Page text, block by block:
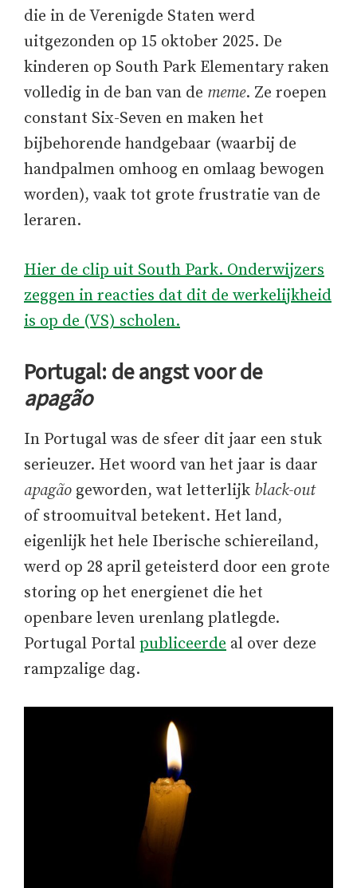
die in de Verenigde Staten werd
uitgezonden op 15 oktober 2025. De
kinderen op South Park Elementary raken
volledig in de ban van de meme. Ze roepen
constant Six-Seven en maken het
bijbehorende handgebaar (waarbij de
handpalmen omhoog en omlaag bewogen
worden), vaak tot grote frustratie van de
leraren.
Hier de clip uit South Park. Onderwijzers
zeggen in reacties dat dit de werkelijkheid
is op de (VS) scholen.
Portugal: de angst voor de
apagão
In Portugal was de sfeer dit jaar een stuk
serieuzer. Het woord van het jaar is daar
apagão geworden, wat letterlijk black-out
of stroomuitval betekent. Het land,
eigenlijk het hele Iberische schiereiland,
werd op 28 april geteisterd door een grote
storing op het energienet die het
openbare leven urenlang platlegde.
Portugal Portal publiceerde al over deze
rampzalige dag.